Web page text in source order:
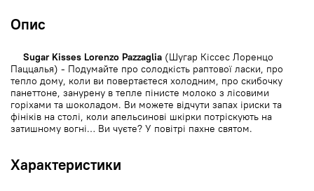
Опис
Sugar Kisses Lorenzo Pazzaglia (Шугар Кіссес Лоренцо
Паццалья) - Подумайте про солодкість раптової ласки, про
тепло дому, коли ви повертаєтеся холодним, про скибочку
панеттоне, занурену в тепле пінисте молоко з лісовими
горіхами та шоколадом. Ви можете відчути запах іриски та
фініків на столі, коли апельсинові шкірки потріскують на
затишному вогні… Ви чуєте? У повітрі пахне святом.
Характеристики